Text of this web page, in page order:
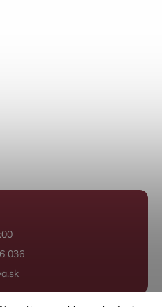
036